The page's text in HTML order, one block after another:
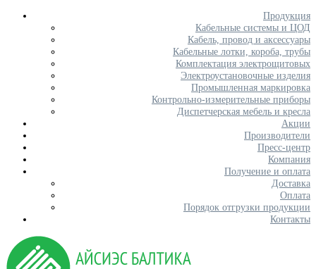
Продукция
Кабельные системы и ЦОД
Кабель, провод и аксессуары
Кабельные лотки, короба, трубы
Комплектация электрощитовых
Электроустановочные изделия
Промышленная маркировка
Контрольно-измерительные приборы
Диспетчерская мебель и кресла
Акции
Производители
Пресс-центр
Компания
Получение и оплата
Доставка
Оплата
Порядок отгрузки продукции
Контакты